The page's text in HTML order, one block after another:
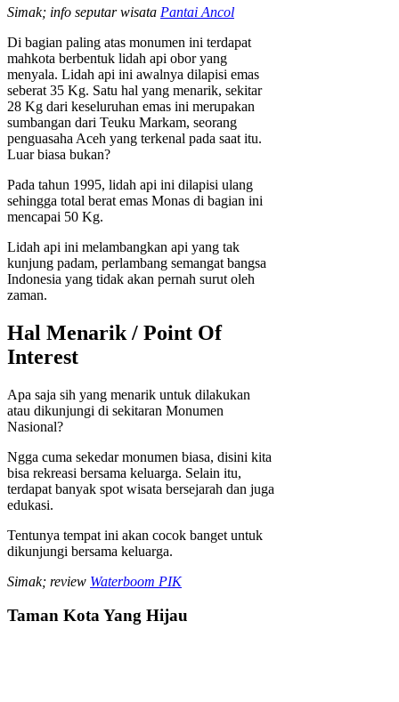
Simak; info seputar wisata Pantai Ancol
Di bagian paling atas monumen ini terdapat
mahkota berbentuk lidah api obor yang
menyala. Lidah api ini awalnya dilapisi emas
seberat 35 Kg. Satu hal yang menarik, sekitar
28 Kg dari keseluruhan emas ini merupakan
sumbangan dari Teuku Markam, seorang
penguasaha Aceh yang terkenal pada saat itu.
Luar biasa bukan?
Pada tahun 1995, lidah api ini dilapisi ulang
sehingga total berat emas Monas di bagian ini
mencapai 50 Kg.
Lidah api ini melambangkan api yang tak
kunjung padam, perlambang semangat bangsa
Indonesia yang tidak akan pernah surut oleh
zaman.
Hal Menarik / Point Of
Interest
Apa saja sih yang menarik untuk dilakukan
atau dikunjungi di sekitaran Monumen
Nasional?
Ngga cuma sekedar monumen biasa, disini kita
bisa rekreasi bersama keluarga. Selain itu,
terdapat banyak spot wisata bersejarah dan juga
edukasi.
Tentunya tempat ini akan cocok banget untuk
dikunjungi bersama keluarga.
Simak; review Waterboom PIK
Taman Kota Yang Hijau